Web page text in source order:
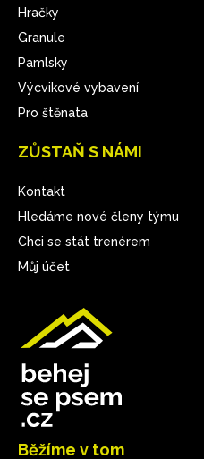
Běžíme v tom
Hračky
Granule
Pamlsky
Výcvikové vybavení
Pro štěnata
ZŮSTAŇ S NÁMI
Kontakt
Hledáme nové členy týmu
Chci se stát trenérem
Můj účet